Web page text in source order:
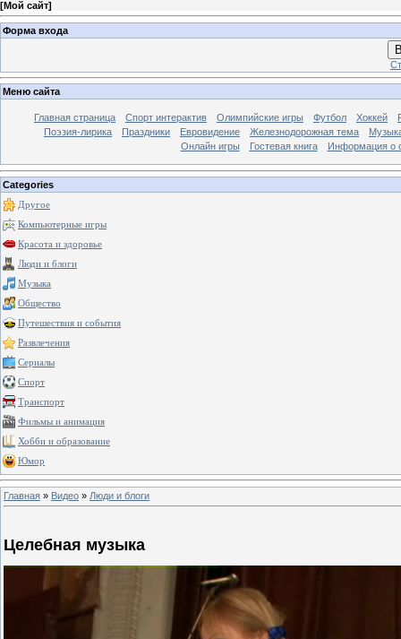
[Мой сайт]
Форма входа
Меню сайта
Главная страница Спорт интерактив Олимпийские игры Футбол Хоккей
Поэзия-лирика
Праздники Евровидение Железнодорожная тема
Онлайн игры
Гостевая книга Информация о
Categories
Другое
Компьютерные игры
Красота и здоровье
Люди и блоги
Музыка
Общество
Путешествия и события
Развлечения
Сериалы
Спорт
Транспорт
Фильмы и анимация
Хобби и образование
Юмор
Главная » Видео » Люди и блоги
Целебная музыка